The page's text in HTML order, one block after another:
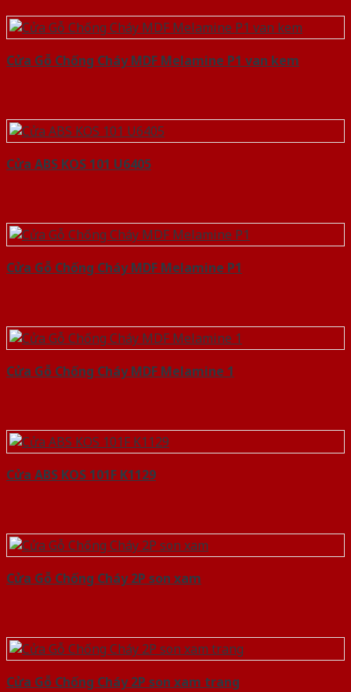
Cửa Gỗ Chống Cháy MDF Melamine P1 van kem
Cửa ABS KOS 101 U6405
Cửa Gỗ Chống Cháy MDF Melamine P1
Cửa Gỗ Chống Cháy MDF Melamine 1
Cửa ABS KOS 101F K1129
Cửa Gỗ Chống Cháy 2P son xam
Cửa Gỗ Chống Cháy 2P son xam trang